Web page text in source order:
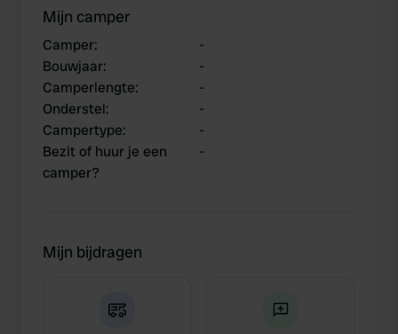
Mijn camper
Camper:
-
Bouwjaar:
-
Camperlengte:
-
Onderstel:
-
Campertype:
-
Bezit of huur je een
camper?
-
Mijn bijdragen